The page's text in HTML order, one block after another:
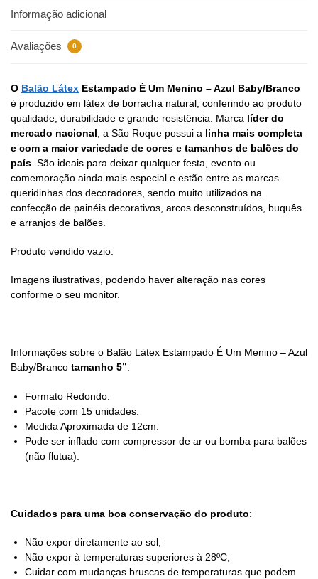
Informação adicional
Avaliações 0
O Balão Látex Estampado É Um Menino – Azul Baby/Branco
é produzido em látex de borracha natural, conferindo ao produto
qualidade, durabilidade e grande resistência. Marca líder do
mercado nacional , a São Roque possui a linha mais completa
e com a maior variedade de cores e tamanhos de balões do
país . São ideais para deixar qualquer festa, evento ou
comemoração ainda mais especial e estão entre as marcas
queridinhas dos decoradores, sendo muito utilizados na
confecção de painéis decorativos, arcos desconstruídos, buquês
e arranjos de balões.
Produto vendido vazio.
Imagens ilustrativas, podendo haver alteração nas cores
conforme o seu monitor.
Informações sobre o Balão Látex Estampado É Um Menino – Azul
Baby/Branco tamanho 5”:
Formato Redondo.
Pacote com 15 unidades.
Medida Aproximada de 12cm.
Pode ser inflado com compressor de ar ou bomba para balões
(não flutua).
Cuidados para uma boa conservação do produto:
Não expor diretamente ao sol;
Não expor à temperaturas superiores à 28ºC;
Cuidar com mudanças bruscas de temperaturas que podem